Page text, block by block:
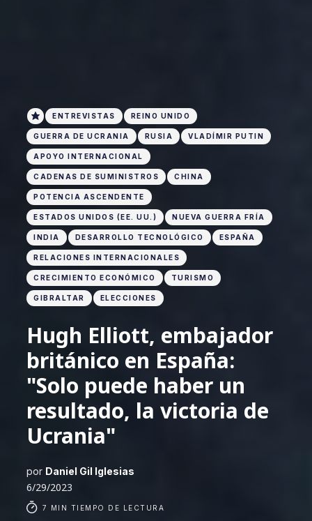
ENTREVISTAS REINO UNIDO
GUERRA DE UCRANIA RUSIA VLADÍMIR PUTIN
APOYO INTERNACIONAL
CADENAS DE SUMINISTROS CHINA
POTENCIA ASCENDENTE
ESTADOS UNIDOS (EE. UU.) NUEVA GUERRA FRÍA
INDIA DESARROLLO TECNOLÓGICO ESPAÑA
RELACIONES INTERNACIONALES
CRECIMIENTO ECONÓMICO TURISMO
GIBRALTAR ELECCIONES
Hugh Elliott, embajador
británico en España:
"Solo puede haber un
resultado, la victoria de
Ucrania"
por Daniel Gil Iglesias
6/29/2023
7 MIN TIEMPO DE LECTURA